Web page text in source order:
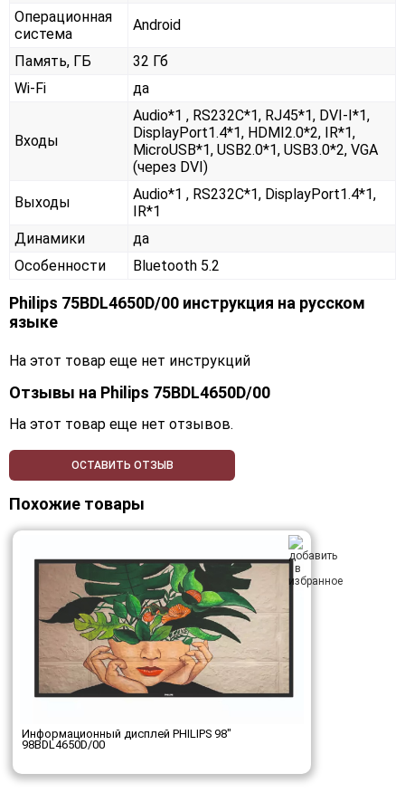
Операционная
система
Android
Память, ГБ
32 Гб
Wi-Fi
да
Входы
Audio*1 , RS232С*1, RJ45*1, DVI-I*1,
DisplayPort1.4*1, HDMI2.0*2, IR*1,
MicroUSB*1, USB2.0*1, USB3.0*2, VGA
(через DVI)
Выходы
Audio*1 , RS232С*1, DisplayPort1.4*1,
IR*1
Динамики
да
Особенности
Bluetooth 5.2
Philips 75BDL4650D/00 инструкция на русском
языке
На этот товар еще нет инструкций
Отзывы на Philips 75BDL4650D/00
На этот товар еще нет отзывов.
ОСТАВИТЬ ОТЗЫВ
Похожие товары
Информационный дисплей PHILIPS 98"
98BDL4650D/00